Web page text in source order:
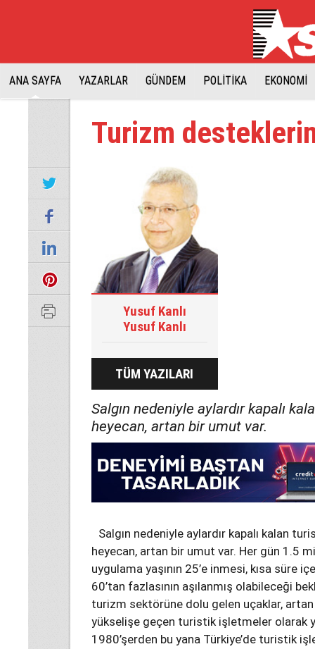
ANA SAYFA YAZARLAR GÜNDEM POLİTİKA EKONOMİ
Turizm
Yusuf Kanlı
Yusuf Kanlı
TÜM YAZILARI
Salgın nedeniyle aylardır kapalı
heyecan, artan bir umut var.
Salgın nedeniyle aylardır kapalı kalan
heyecan, artan bir umut var. Her gün 1.5
uygulama yaşının 25’e inmesi, kısa süre
60’tan fazlasının aşılanmış olabileceği
turizm sektörüne dolu gelen uçaklar, artan
yükselişe geçen turistik işletmeler olarak
1980’şerden bu yana Türkiye’de turistik